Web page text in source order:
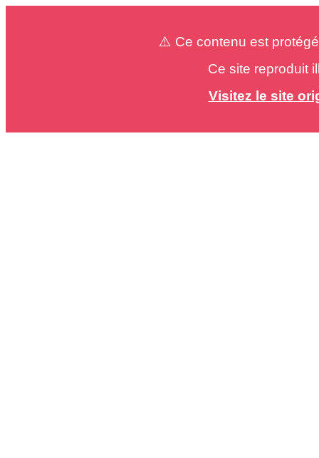
⚠️ Ce contenu est
Ce site reproduit
Visitez le site